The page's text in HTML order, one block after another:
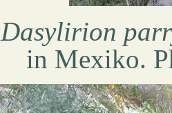
Dasylirion
in Mexiko.